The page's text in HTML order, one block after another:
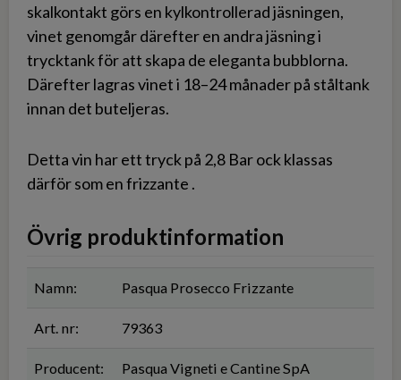
skalkontakt görs en kylkontrollerad jäsningen,
vinet genomgår därefter en andra jäsning i
trycktank för att skapa de eleganta bubblorna.
Därefter lagras vinet i 18–24 månader på ståltank
innan det buteljeras.
Detta vin har ett tryck på 2,8 Bar ock klassas
därför som en frizzante .
Övrig produktinformation
Namn: Pasqua Prosecco Frizzante
Art. nr: 79363
Producent: Pasqua Vigneti e Cantine SpA